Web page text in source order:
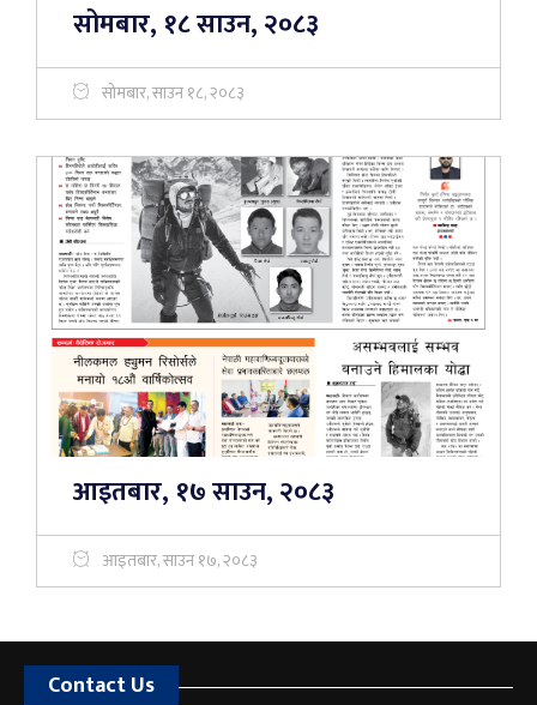
सोमबार, १८ साउन, २०८३
सोमबार, साउन १८, २०८३
आइतबार, १७ साउन, २०८३
आइतबार, साउन १७, २०८३
Contact Us